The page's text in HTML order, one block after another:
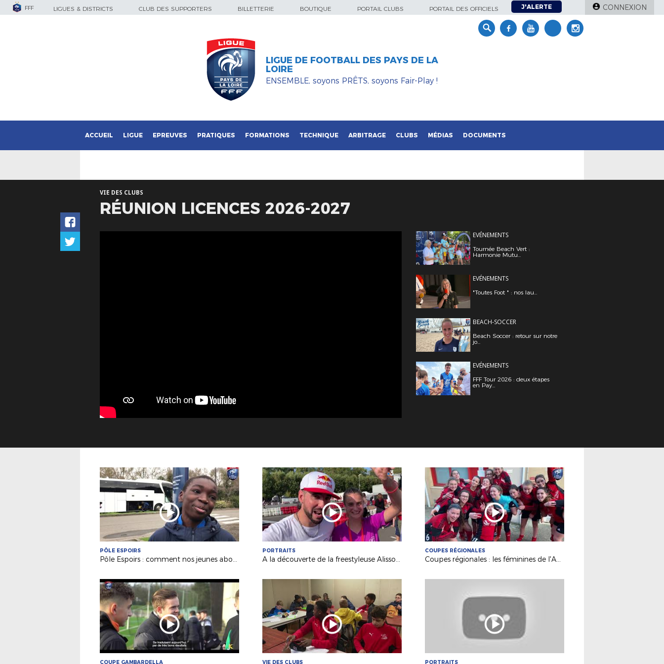
FFF LIGUES & DISTRICTS CLUB DES SUPPORTERS BILLETTERIE BOUTIQUE PORTAIL CLUBS PORTAIL DES OFFICIELS J'ALERTE CONNEXION
LIGUE DE FOOTBALL DES PAYS DE LA
LOIRE
ENSEMBLE, soyons PRÊTS, soyons Fair-Play !
ACCUEIL LIGUE EPREUVES PRATIQUES FORMATIONS TECHNIQUE ARBITRAGE CLUBS MÉDIAS DOCUMENTS
VIE DES CLUBS
RÉUNION LICENCES 2026-2027
EVÉNEMENTS
Tournée Beach Vert :
Harmonie Mutu...
EVÉNEMENTS
"Toutes Foot " : nos lau...
BEACH-SOCCER
Beach Soccer : retour sur notre
jo...
EVÉNEMENTS
FFF Tour 2026 : deux étapes
en Pay...
PÔLE ESPOIRS
Pôle Espoirs : comment nos jeunes abordent un match amical ?
PORTRAITS
A la découverte de la freestyleuse Alisson Langlade (Le Mans)
COUPES RÉGIONALES
Coupes régionales : les féminines de l'AEPR Rezé au déif du FC Nantes
COUPE GAMBARDELLA VIE DES CLUBS PORTRAITS